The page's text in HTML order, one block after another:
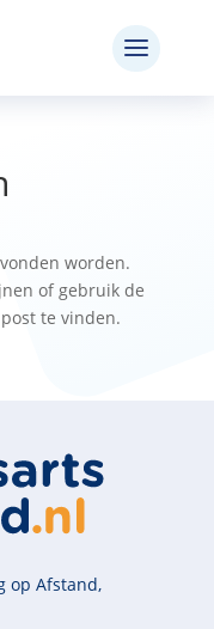
worden.
of gebruik de
te vinden.
op Afstand,